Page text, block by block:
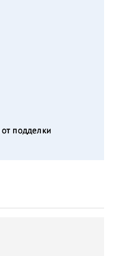
подделки